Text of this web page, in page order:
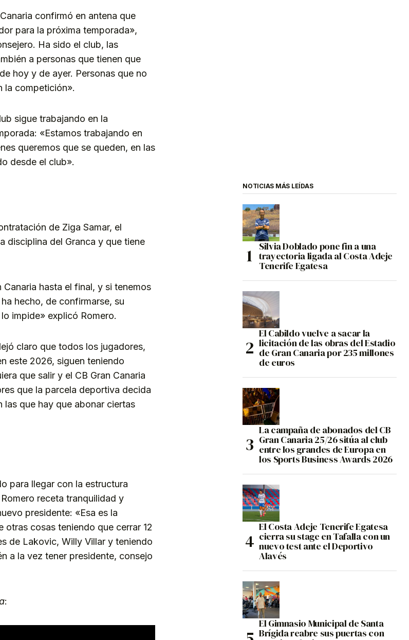
confirmó en antena que
para la próxima temporada»,
Ha sido el club, las
a personas que tienen que
hoy y de ayer. Personas que no
la competición».
sigue trabajando en la
«Estamos trabajando en
queremos que se queden, en las
desde el club».
de Ziga Samar, el
disciplina del Granca y que tiene
hasta el final, y si tenemos
hecho, de confirmarse, su
impide» explicó Romero.
claro que todos los jugadores,
este 2026, siguen teniendo
que salir y el CB Gran Canaria
que la parcela deportiva decida
las que hay que abonar ciertas
para llegar con la estructura
receta tranquilidad y
presidente: «Esa es la
cosas teniendo que cerrar 12
de Lakovic, Willy Villar y teniendo
a la vez tener presidente, consejo
:
NOTICIAS MÁS LEÍDAS
Silvia Doblado pone fin a una
trayectoria ligada al Costa Adeje
Tenerife Egatesa
El Cabildo vuelve a sacar la
licitación de las obras del Estadio
de Gran Canaria por 235 millones
de euros
La campaña de abonados del CB
Gran Canaria 25/26 sitúa al club
entre los grandes de Europa en
los Sports Business Awards 2026
El Costa Adeje Tenerife Egatesa
cierra su stage en Tafalla con un
nuevo test ante el Deportivo
Alavés
El Gimnasio Municipal de Santa
Brígida reabre sus puertas con